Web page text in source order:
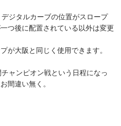
ジタルカーブの位置がスロープ
つ後に配置されている以外は変更
が大阪と同じく使用できます。
ャンピオン戦という日程になっ
間違い無く。